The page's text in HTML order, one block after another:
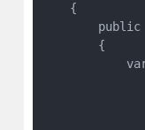
    {
public
        {